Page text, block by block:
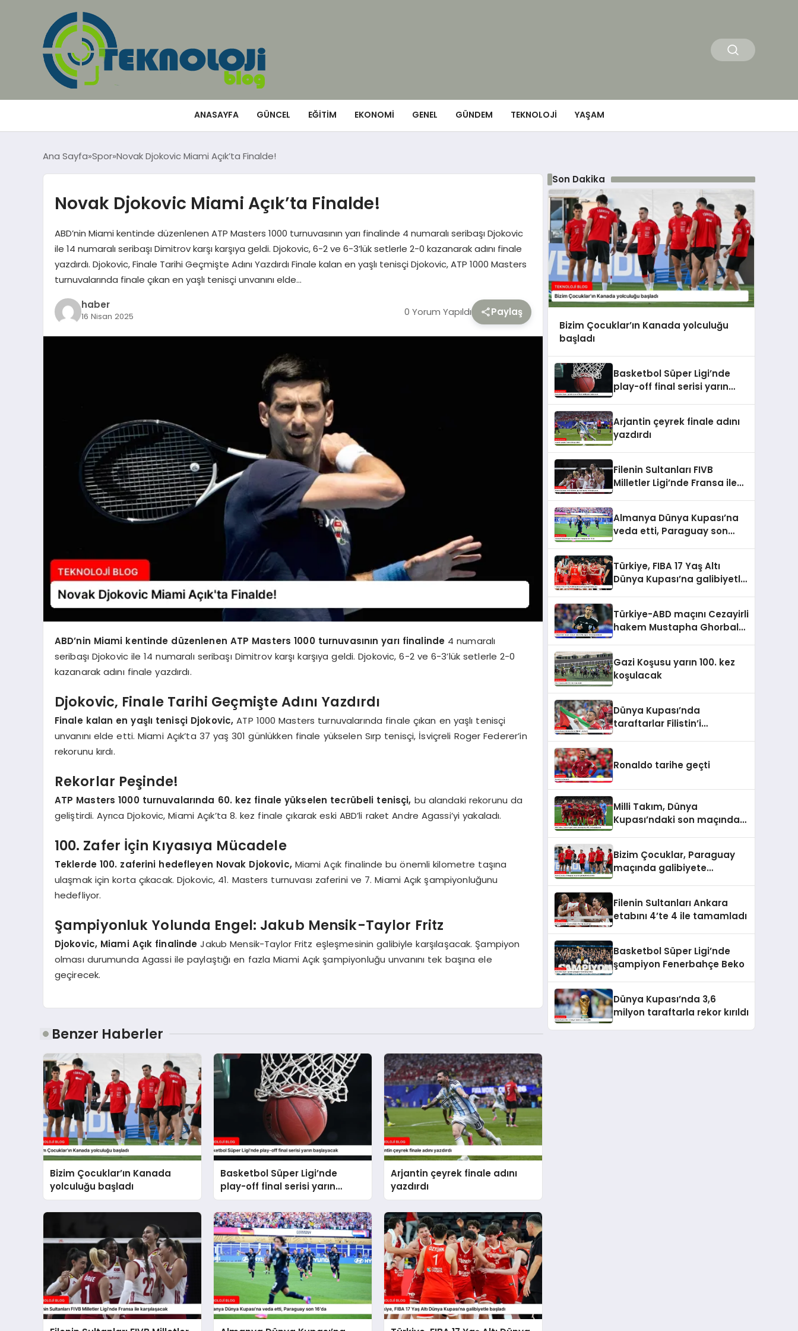
ANASAYFA GÜNCEL EĞITIM EKONOMI GENEL GÜNDEM TEKNOLOJI YAŞAM
Ana Sayfa Spor Novak Djokovic Miami Açık’ta Finalde!
Novak Djokovic Miami Açık’ta Finalde!
ABD’nin Miami kentinde düzenlenen ATP Masters 1000 turnuvasının yarı finalinde 4 numaralı seribaşı Djokovic
ile 14 numaralı seribaşı Dimitrov karşı karşıya geldi. Djokovic, 6-2 ve 6-3’lük setlerle 2-0 kazanarak adını finale
yazdırdı. Djokovic, Finale Tarihi Geçmişte Adını Yazdırdı Finale kalan en yaşlı tenisçi Djokovic, ATP 1000 Masters
turnuvalarında finale çıkan en yaşlı tenisçi unvanını elde…
haber
16 Nisan 2025 0 Yorum Yapıldı Paylaş
ABD’nin Miami kentinde düzenlenen ATP Masters 1000 turnuvasının yarı finalinde 4 numaralı
seribaşı Djokovic ile 14 numaralı seribaşı Dimitrov karşı karşıya geldi. Djokovic, 6-2 ve 6-3’lük setlerle 2-0
kazanarak adını finale yazdırdı.
Djokovic, Finale Tarihi Geçmişte Adını Yazdırdı
Finale kalan en yaşlı tenisçi Djokovic, ATP 1000 Masters turnuvalarında finale çıkan en yaşlı tenisçi
unvanını elde etti. Miami Açık’ta 37 yaş 301 günlükken finale yükselen Sırp tenisçi, İsviçreli Roger Federer’in
rekorunu kırdı.
Rekorlar Peşinde!
ATP Masters 1000 turnuvalarında 60. kez finale yükselen tecrübeli tenisçi, bu alandaki rekorunu da
geliştirdi. Ayrıca Djokovic, Miami Açık’ta 8. kez finale çıkarak eski ABD’li raket Andre Agassi’yi yakaladı.
100. Zafer İçin Kıyasıya Mücadele
Teklerde 100. zaferini hedefleyen Novak Djokovic,Miami Açık finalinde bu önemli kilometre taşına
ulaşmak için korta çıkacak. Djokovic, 41. Masters turnuvası zaferini ve 7. Miami Açık şampiyonluğunu
hedefliyor.
Şampiyonluk Yolunda Engel: Jakub Mensik-Taylor Fritz
Djokovic, Miami Açık finalinde Jakub Mensik-Taylor Fritz eşleşmesinin galibiyle karşılaşacak. Şampiyon
olması durumunda Agassi ile paylaştığı en fazla Miami Açık şampiyonluğu unvanını tek başına ele
geçirecek.
Benzer Haberler
Bizim Çocuklar’ın Kanada
yolculuğu başladı
Basketbol Süper Ligi’nde
play-off final serisi yarın
başlayacak
Arjantin çeyrek finale adını
yazdırdı
Son Dakika
Bizim Çocuklar’ın Kanada yolculuğu
başladı
Basketbol Süper Ligi’nde
play-off final serisi yarın
Arjantin çeyrek finale adını
yazdırdı
Filenin Sultanları FIVB
Milletler Ligi’nde Fransa ile
Almanya Dünya Kupası’na
veda etti, Paraguay son
Türkiye, FIBA 17 Yaş Altı
Dünya Kupası’na galibiyetle
Türkiye-ABD maçını Cezayirli
hakem Mustapha Ghorbal
Gazi Koşusu yarın 100. kez
koşulacak
Dünya Kupası’nda
taraftarlar Filistin’i
Ronaldo tarihe geçti
Milli Takım, Dünya
Kupası’ndaki son maçında
Bizim Çocuklar, Paraguay
maçında galibiyete
Filenin Sultanları Ankara
etabını 4’te 4 ile tamamladı
Basketbol Süper Ligi’nde
şampiyon Fenerbahçe Beko
Dünya Kupası’nda 3,6
milyon taraftarla rekor kırıldı